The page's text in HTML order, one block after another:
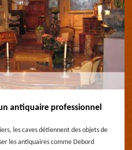
antiquaire professionnel
les caves détiennent des objets de
les antiquaires comme Debord